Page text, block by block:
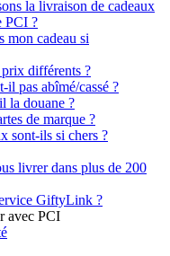
la livraison de cadeaux
PCI ?
mon cadeau si
différents ?
il pas abîmé/cassé ?
la douane ?
de marque ?
sont-ils si chers ?
livrer dans plus de 200
GiftyLink ?
avec PCI